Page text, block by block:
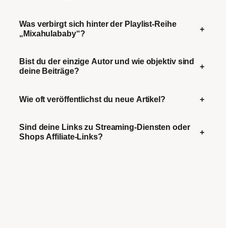
Was verbirgt sich hinter der Playlist-Reihe
„Mixahulababy“?
+
Bist du der einzige Autor und wie objektiv sind
deine Beiträge?
+
Wie oft veröffentlichst du neue Artikel? +
Sind deine Links zu Streaming-Diensten oder
Shops Affiliate-Links?
+